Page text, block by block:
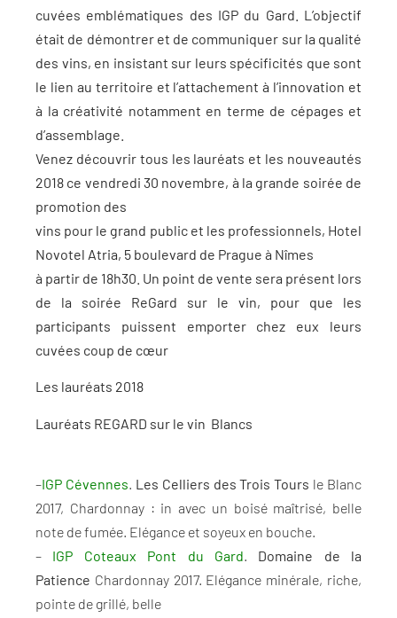
cuvées emblématiques des IGP du Gard. L’objectif
était de démontrer et de communiquer sur la qualité
des vins, en insistant sur leurs spécificités que sont
le lien au territoire et l’attachement à l’innovation et
à la créativité notamment en terme de cépages et
d’assemblage.
Venez découvrir tous les lauréats et les nouveautés
2018 ce vendredi 30 novembre, à la grande soirée de
promotion des
vins pour le grand public et les professionnels, Hotel
Novotel Atria, 5 boulevard de Prague à Nîmes
à partir de 18h30. Un point de vente sera présent lors
de la soirée ReGard sur le vin, pour que les
participants puissent emporter chez eux leurs
cuvées coup de cœur
Les lauréats 2018
Lauréats REGARD sur le vin Blancs
–IGP Cévennes. Les Celliers des Trois Tours le Blanc
2017, Chardonnay : in avec un boisé maîtrisé, belle
note de fumée. Elégance et soyeux en bouche.
– IGP Coteaux Pont du Gard. Domaine de la
Patience Chardonnay 2017. Elégance minérale, riche,
pointe de grillé, belle